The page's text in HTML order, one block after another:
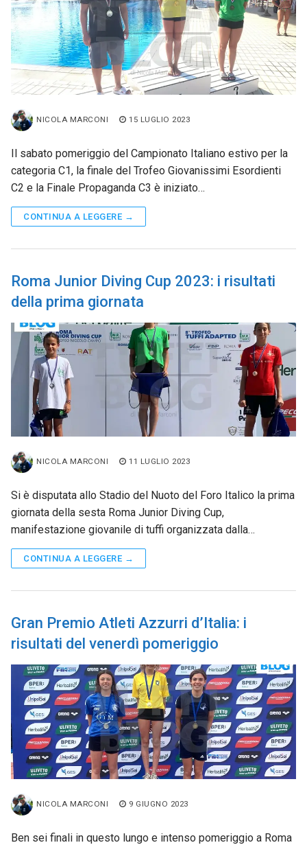
NICOLA MARCONI 15 LUGLIO 2023
Il sabato pomeriggio del Campionato Italiano estivo per la
categoria C1, la finale del Trofeo Giovanissimi Esordienti
C2 e la Finale Propaganda C3 è iniziato…
CONTINUA A LEGGERE →
Roma Junior Diving Cup 2023: i risultati
della prima giornata
NICOLA MARCONI 11 LUGLIO 2023
Si è disputata allo Stadio del Nuoto del Foro Italico la prima
giornata della sesta Roma Junior Diving Cup,
manifestazione giovanile di tuffi organizzata dalla…
CONTINUA A LEGGERE →
Gran Premio Atleti Azzurri d’Italia: i
risultati del venerdì pomeriggio
NICOLA MARCONI 9 GIUGNO 2023
Ben sei finali in questo lungo e intenso pomeriggio a Roma